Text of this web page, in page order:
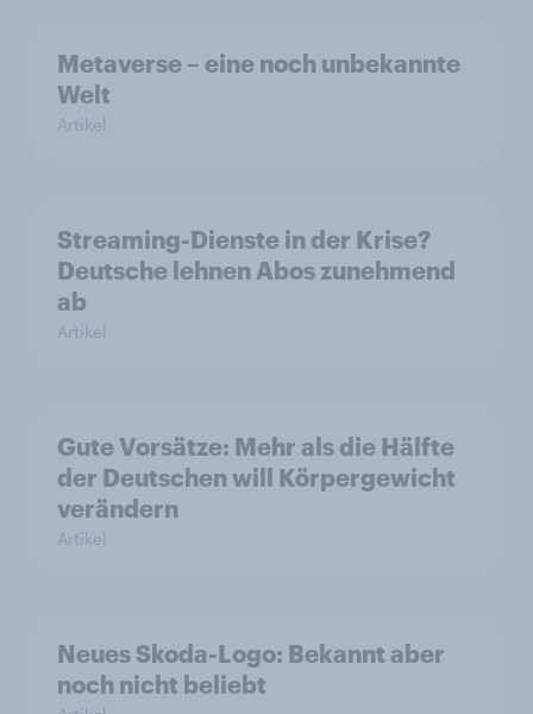
Metaverse – eine noch unbekannte
Welt
Artikel
Streaming-Dienste in der Krise?
Deutsche lehnen Abos zunehmend
ab
Artikel
Gute Vorsätze: Mehr als die Hälfte
der Deutschen will Körpergewicht
verändern
Artikel
Neues Skoda-Logo: Bekannt aber
noch nicht beliebt